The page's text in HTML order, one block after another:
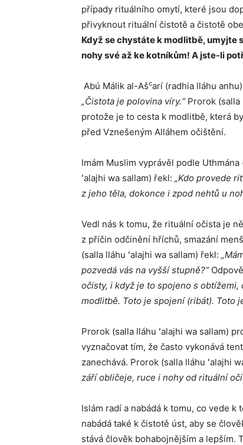
případy rituálního omytí, které jsou
přivyknout rituální čistotě a čistotě
Když se chystáte k modlitbě, umyjte
nohy své až ke kotníkům! A jste-li
Abú Málik al-Ašcarí (radhia lláhu
„Čistota je polovina víry.“Prorok (salla
protože je to cesta k modlitbě, která
před Vznešeným Alláhem očištění.
Imám Muslim vyprávěl podle
ʻalajhi wa sallam) řekl: „Kdo provede
z jeho těla, dokonce i zpod nehtů u
Vedl nás k tomu, že rituální očista je
z příčin odčinění hříchů, smazání
(salla lláhu ʻalajhi wa sallam) řekl:
pozvedá vás na vyšší stupně?“
očisty, i když je to spojeno s
modlitbě. Toto je spojení (ribát). Toto
Prorok (salla lláhu ʻalajhi wa sallam)
vyznačovat tím, že často vykonává
zanechává. Prorok (salla lláhu ʻalajhi
září obličeje, ruce i nohy od rituální
Islám radí a nabádá k tomu, co vede
nabádá také k čistotě úst, aby se
stává člověk bohabojnějším a lepším.